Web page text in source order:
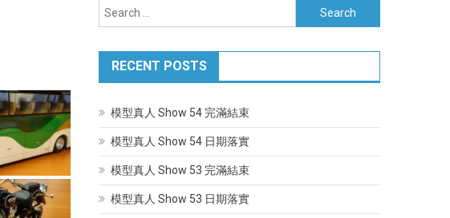
Search
for:
RECENT POSTS
模型真人 Show 54 完滿結束
模型真人 Show 54 日期落實
模型真人 Show 53 完滿結束
模型真人 Show 53 日期落實